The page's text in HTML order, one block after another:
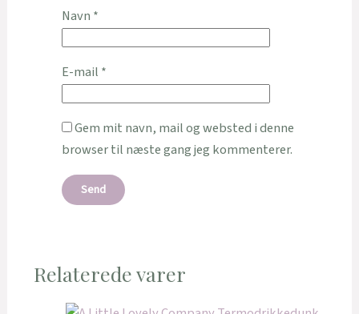
Navn *
E-mail *
Gem mit navn, mail og websted i denne
browser til næste gang jeg kommenterer.
Relaterede varer